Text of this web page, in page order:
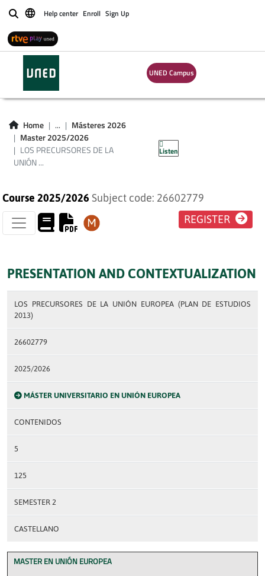
BuscarHelp center Enroll Sign Up
UNED Campus
Home ...
Másteres 2026
Master 2025/2026
LOS PRECURSORES DE LA
UNIÓN ...
Listen
LOS PRECURSORES
DE LA UNIÓN
EUROPEA (PLAN DE
ESTUDIOS 2013)
Course 2025/2026 Subject code: 26602779
REGISTER
PRESENTATION AND CONTEXTUALIZATION
LOS PRECURSORES DE LA UNIÓN EUROPEA (PLAN DE ESTUDIOS
2013)
26602779
2025/2026
MÁSTER UNIVERSITARIO EN UNIÓN EUROPEA
CONTENIDOS
5
125
SEMESTER 2
CASTELLANO
MASTER EN UNIÓN EUROPEA